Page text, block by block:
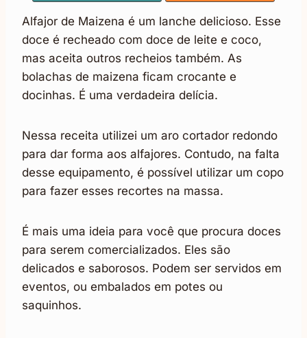
Alfajor de Maizena é um lanche delicioso. Esse
doce é recheado com doce de leite e coco,
mas aceita outros recheios também. As
bolachas de maizena ficam crocante e
docinhas. É uma verdadeira delícia.
Nessa receita utilizei um aro cortador redondo
para dar forma aos alfajores. Contudo, na falta
desse equipamento, é possível utilizar um copo
para fazer esses recortes na massa.
É mais uma ideia para você que procura doces
para serem comercializados. Eles são
delicados e saborosos. Podem ser servidos em
eventos, ou embalados em potes ou
saquinhos.